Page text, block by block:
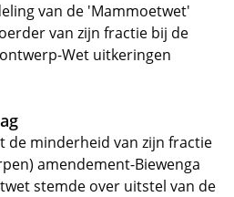
van de 'Mammoetwet'
van zijn fractie bij de
Wet uitkeringen
de minderheid van zijn fractie
amendement-Biewenga
stemde over uitstel van de